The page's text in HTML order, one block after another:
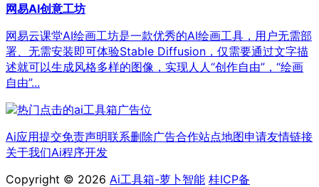
网易AI创意工坊
网易云课堂AI绘画工坊是一款优秀的AI绘画工具，用户无需部
署、无需安装即可体验Stable Diffusion，仅需要通过文字描
述就可以生成风格多样的图像，实现人人“创作自由”，“绘画
自由”...
Ai应用提交免责声明联系删除广告合作站点地图申请友情链接
关于我们Ai程序开发
Copyright © 2026 Ai工具箱-萝卜智能 桂ICP备